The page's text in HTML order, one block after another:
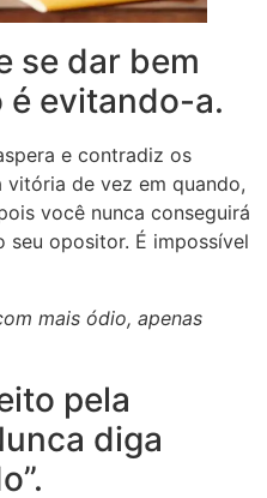
se dar bem
é evitando-a.
e contradiz os
de vez em quando,
você nunca conseguirá
opositor. É impossível
mais ódio, apenas
pela
diga